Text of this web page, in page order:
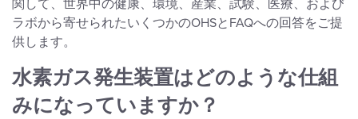
関して、世界中の健康、環境、産業、試験、医療、および
ラボから寄せられたいくつかのOHSとFAQへの回答をご提
供します。
水素ガス発生装置はどのような仕組
みになっていますか？